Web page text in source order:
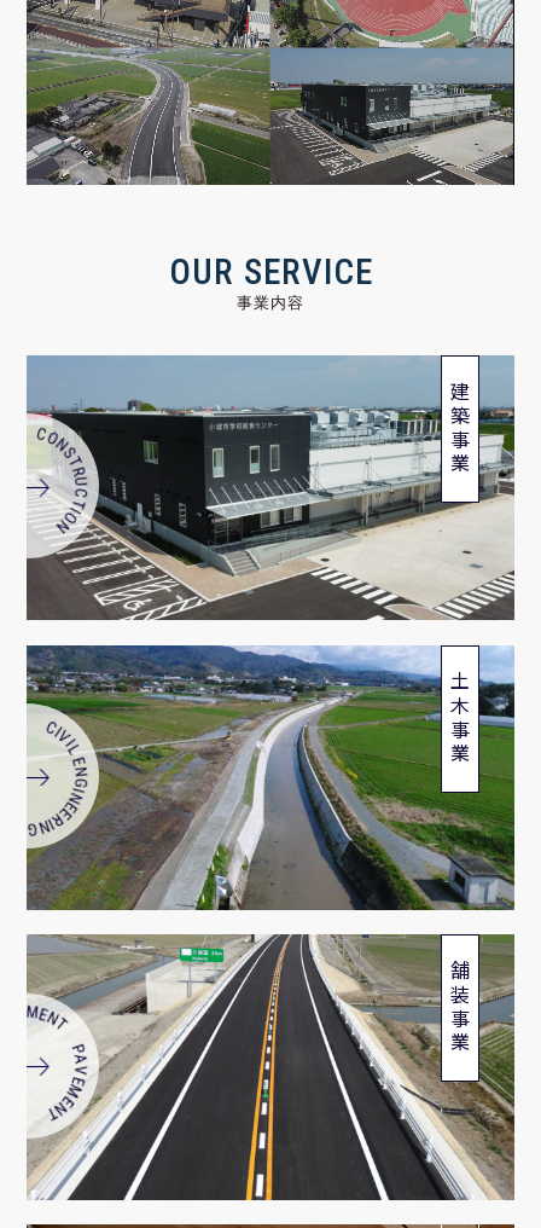
OUR SERVICE
事業内容
建築事業
土木事業
ENGINEERING
舗装事業
PAVEMENT